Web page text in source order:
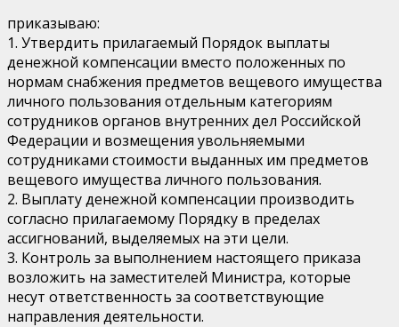
приказываю:
1. Утвердить прилагаемый Порядок выплаты
денежной компенсации вместо положенных по
нормам снабжения предметов вещевого имущества
личного пользования отдельным категориям
сотрудников органов внутренних дел Российской
Федерации и возмещения увольняемыми
сотрудниками стоимости выданных им предметов
вещевого имущества личного пользования.
2. Выплату денежной компенсации производить
согласно прилагаемому Порядку в пределах
ассигнований, выделяемых на эти цели.
3. Контроль за выполнением настоящего приказа
возложить на заместителей Министра, которые
несут ответственность за соответствующие
направления деятельности.